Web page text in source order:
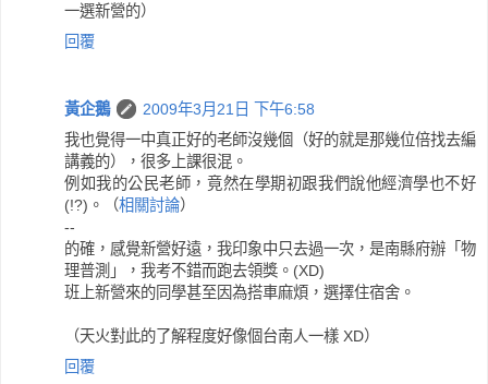
一選新營的）
回覆
黃企鵝
2009年3月21日 下午6:58
我也覺得一中真正好的老師沒幾個（好的就是那幾位倍找去編
講義的），很多上課很混。
例如我的公民老師，竟然在學期初跟我們說他經濟學也不好
(!?)。（相關討論）
--
的確，感覺新營好遠，我印象中只去過一次，是南縣府辦「物
理普測」，我考不錯而跑去領獎。(XD)
班上新營來的同學甚至因為搭車麻煩，選擇住宿舍。
（天火對此的了解程度好像個台南人一樣 XD）
回覆